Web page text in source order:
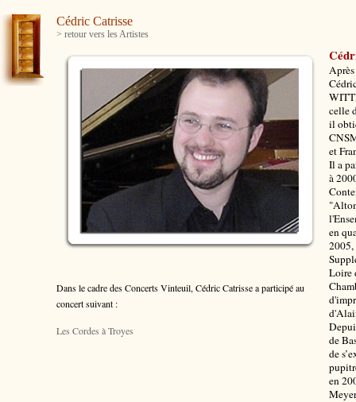
Cédric Catrisse
> retour vers les Artistes
celle
il
et
Il a
à
en
2005,
Loire
de
de
en
Dans le cadre des Concerts Vinteuil, Cédric Catrissea participé au
concert suivant :
Les Cordes à Troyes